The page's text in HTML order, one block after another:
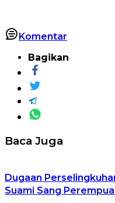
Komentar
Bagikan
Baca Juga
Dugaan
Suami Sang